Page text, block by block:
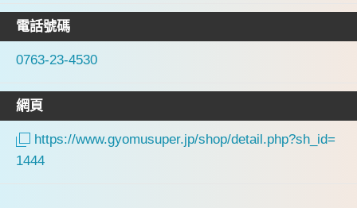
電話號碼
0763-23-4530
網頁
https://www.gyomusuper.jp/shop/detail.php?sh_id=
1444